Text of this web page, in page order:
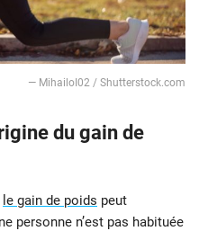
— MihailoI02 / Shutterstock.com
du gain de
le gain de poids peut
personne n’est pas habituée